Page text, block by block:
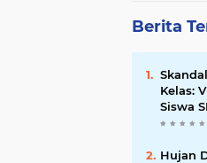
Berita
Kelas:
Siswa
Viral,
Hujan